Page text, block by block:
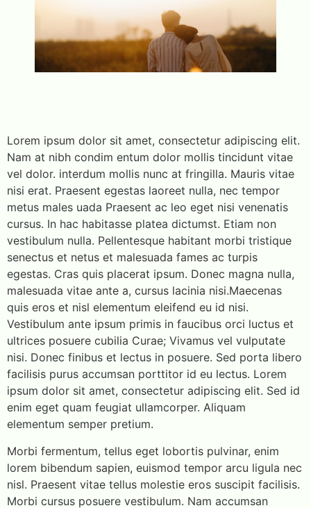
Lorem ipsum dolor sit amet, consectetur adipiscing elit.
Nam at nibh condim entum dolor mollis tincidunt vitae
vel dolor. interdum mollis nunc at fringilla. Mauris vitae
nisi erat. Praesent egestas laoreet nulla, nec tempor
metus males uada Praesent ac leo eget nisi venenatis
cursus. In hac habitasse platea dictumst. Etiam non
vestibulum nulla. Pellentesque habitant morbi tristique
senectus et netus et malesuada fames ac turpis
egestas. Cras quis placerat ipsum. Donec magna nulla,
malesuada vitae ante a, cursus lacinia nisi.Maecenas
quis eros et nisl elementum eleifend eu id nisi.
Vestibulum ante ipsum primis in faucibus orci luctus et
ultrices posuere cubilia Curae; Vivamus vel vulputate
nisi. Donec finibus et lectus in posuere. Sed porta libero
facilisis purus accumsan porttitor id eu lectus. Lorem
ipsum dolor sit amet, consectetur adipiscing elit. Sed id
enim eget quam feugiat ullamcorper. Aliquam
elementum semper pretium.
Morbi fermentum, tellus eget lobortis pulvinar, enim
lorem bibendum sapien, euismod tempor arcu ligula nec
nisl. Praesent vitae tellus molestie eros suscipit facilisis.
Morbi cursus posuere vestibulum. Nam accumsan